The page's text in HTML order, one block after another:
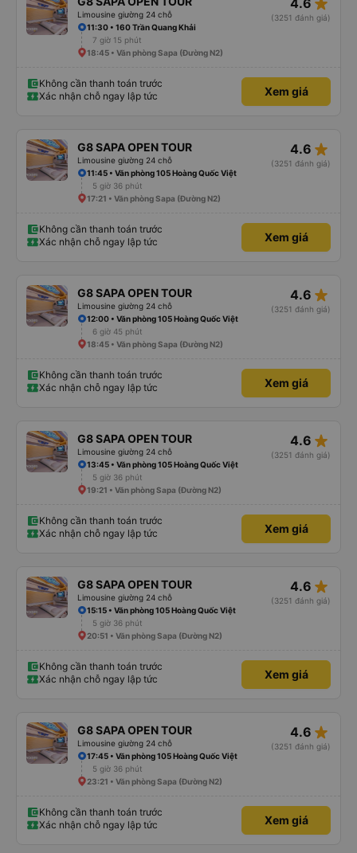
Limousine giường 24 chỗ
4.6
(3251 đánh giá)
11:30 • 160 Trần Quang Khải
7 giờ 15 phút
18:45 • Văn phòng Sapa (Đường N2)
Không cần thanh toán trước
Xác nhận chỗ ngay lập tức
Xem giá
G8 SAPA OPEN TOUR
Limousine giường 24 chỗ
4.6 star_rate
(3251 đánh giá)
11:45 • Văn phòng 105 Hoàng Quốc Việt
5 giờ 36 phút
17:21 • Văn phòng Sapa (Đường N2)
Không cần thanh toán trước
Xác nhận chỗ ngay lập tức
Xem giá
G8 SAPA OPEN TOUR
Limousine giường 24 chỗ
4.6 star_rate
(3251 đánh giá)
12:00 • Văn phòng 105 Hoàng Quốc Việt
6 giờ 45 phút
18:45 • Văn phòng Sapa (Đường N2)
Không cần thanh toán trước
Xác nhận chỗ ngay lập tức
Xem giá
G8 SAPA OPEN TOUR
Limousine giường 24 chỗ
4.6 star_rate
(3251 đánh giá)
13:45 • Văn phòng 105 Hoàng Quốc Việt
5 giờ 36 phút
19:21 • Văn phòng Sapa (Đường N2)
Không cần thanh toán trước
Xác nhận chỗ ngay lập tức
Xem giá
G8 SAPA OPEN TOUR
Limousine giường 24 chỗ
4.6 star_rate
(3251 đánh giá)
15:15 • Văn phòng 105 Hoàng Quốc Việt
5 giờ 36 phút
20:51 • Văn phòng Sapa (Đường N2)
Không cần thanh toán trước
Xác nhận chỗ ngay lập tức
Xem giá
G8 SAPA OPEN TOUR
Limousine giường 24 chỗ
4.6 star_rate
(3251 đánh giá)
17:45 • Văn phòng 105 Hoàng Quốc Việt
5 giờ 36 phút
23:21 • Văn phòng Sapa (Đường N2)
Không cần thanh toán trước
Xác nhận chỗ ngay lập tức
Xem giá